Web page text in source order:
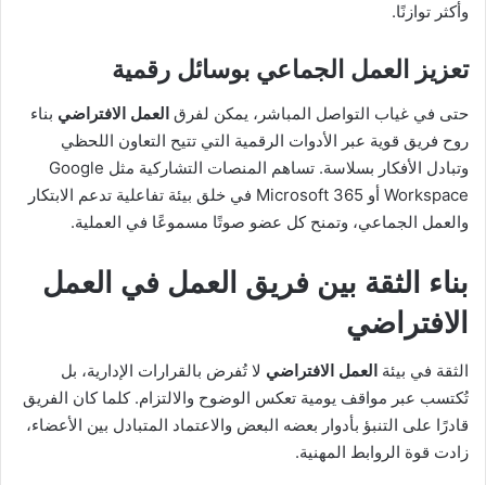
وأكثر توازنًا.
تعزيز العمل الجماعي بوسائل رقمية
حتى في غياب التواصل المباشر، يمكن لفرق العمل الافتراضي بناء
روح فريق قوية عبر الأدوات الرقمية التي تتيح التعاون اللحظي
وتبادل الأفكار بسلاسة. تساهم المنصات التشاركية مثل Google
Workspace أو Microsoft 365 في خلق بيئة تفاعلية تدعم الابتكار
والعمل الجماعي، وتمنح كل عضو صوتًا مسموعًا في العملية.
بناء الثقة بين فريق العمل في العمل
الافتراضي
الثقة في بيئة العمل الافتراضي لا تُفرض بالقرارات الإدارية، بل
تُكتسب عبر مواقف يومية تعكس الوضوح والالتزام. كلما كان الفريق
قادرًا على التنبؤ بأدوار بعضه البعض والاعتماد المتبادل بين الأعضاء،
زادت قوة الروابط المهنية.